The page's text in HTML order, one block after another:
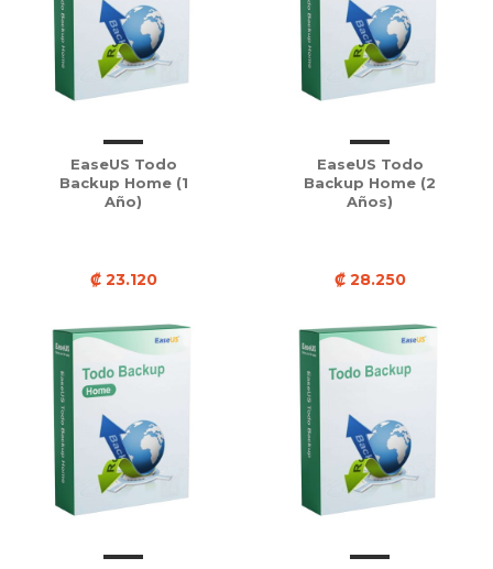
EaseUS Todo
Backup Home (1
Año)
₡ 23.120
EaseUS Todo
Backup Home (2
Años)
₡ 28.250